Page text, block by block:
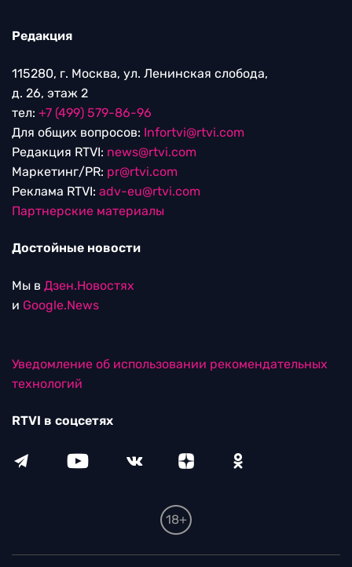
Редакция
115280, г. Москва, ул. Ленинская слобода,
д. 26, этаж 2
тел: +7 (499) 579-86-96
Для общих вопросов: Infortvi@rtvi.com
Редакция RTVI: news@rtvi.com
Маркетинг/PR: pr@rtvi.com
Реклама RTVI: adv-eu@rtvi.com
Партнерские материалы
Достойные новости
Мы в Дзен.Новостях
и Google.News
Уведомление об использовании рекомендательных
технологий
RTVI в соцсетях
18+